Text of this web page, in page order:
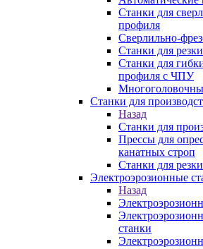
Станки для
профиля
Сверлильно-
Станки для
Станки для
профиля с ЧПУ
Станки для
Назад
Станки для
Прессы для
канатных строп
Станки для
Электроэрозионные
Назад
станки